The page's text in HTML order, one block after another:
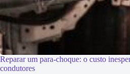
Reparar um para-choque: o custo
condutores